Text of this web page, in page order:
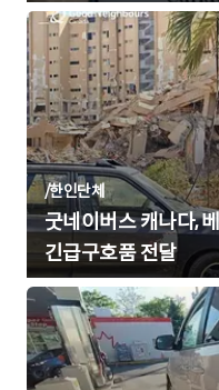
/한인단체
굿네이버스 캐나다,
긴급구호품 전달